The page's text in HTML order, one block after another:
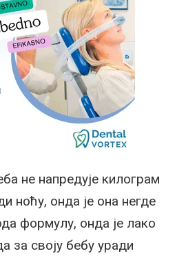
не напредује килограм
ноћу, онда је она негде
формулу, онда је лако
за своју бебу уради